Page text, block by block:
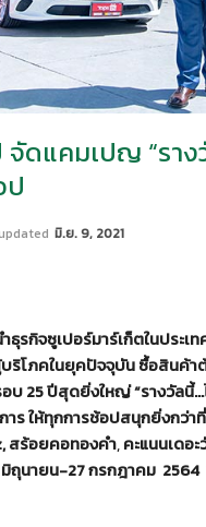
ดแคมเปญ “รา
ป
มิ.ย. 9, 2021
ธุรกิจซูเปอร์มาร์เก็ตในประเ
ริโภคในยุคปัจจุบันซื้อสินค้า
บ25ปีสุดยิ่งใหญ่“รางวัลนี้
ารให้ทุกการช้อปสนุกยิ่งกว่า
สร้อยคอทองคำ,คะแนนเดอ
มิถุนายน-27กรกฎาคม 2564